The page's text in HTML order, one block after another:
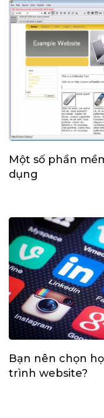
Một số phần
dụng
Bạn nên chọn
trình website?